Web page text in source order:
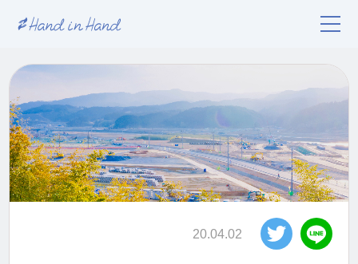
20.04.02